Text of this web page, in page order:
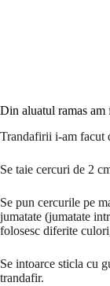
Din aluatul ramas
Trandafirii i-am facut
Se taie cercuri de 2
Se pun cercurile pe
jumatate (jumatate
folosesc diferite
Se intoarce sticla cu
trandafir.